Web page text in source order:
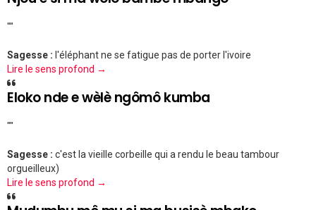
""
Sagesse : l'éléphant ne se fatigue pas de porter l'ivoire
Lire le sens profond →
Eloko nde e wèlè ngômô kumba
""
Sagesse : c'est la vieille corbeille qui a rendu le beau tambour
orgueilleux)
Lire le sens profond →